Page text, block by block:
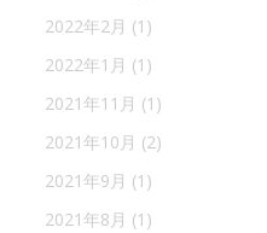
2022年2月 (1)
2022年1月 (1)
2021年11月 (1)
2021年10月 (2)
2021年9月 (1)
2021年8月 (1)